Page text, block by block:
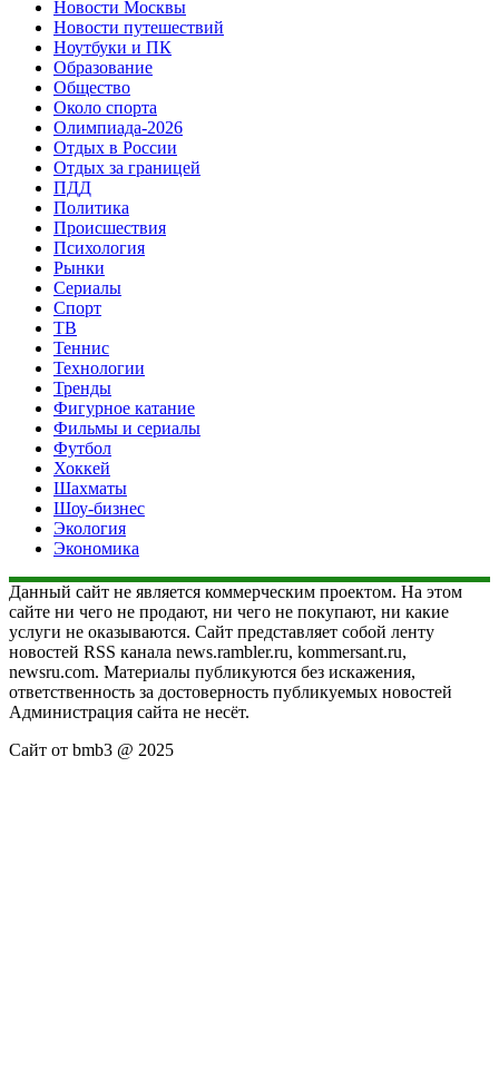
Новости Москвы
Новости путешествий
Ноутбуки и ПК
Образование
Общество
Около спорта
Олимпиада-2026
Отдых в России
Отдых за границей
ПДД
Политика
Происшествия
Психология
Рынки
Сериалы
Спорт
ТВ
Теннис
Технологии
Тренды
Фигурное катание
Фильмы и сериалы
Футбол
Хоккей
Шахматы
Шоу-бизнес
Экология
Экономика
Данный сайт не является коммерческим проектом. На этом
сайте ни чего не продают, ни чего не покупают, ни какие
услуги не оказываются. Сайт представляет собой ленту
новостей RSS канала news.rambler.ru, kommersant.ru,
newsru.com. Материалы публикуются без искажения,
ответственность за достоверность публикуемых новостей
Администрация сайта не несёт.
Сайт от bmb3 @ 2025